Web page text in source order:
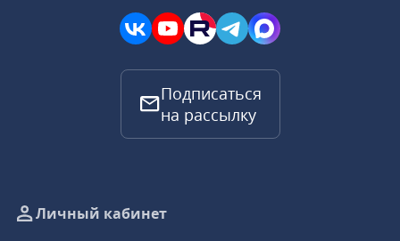
Подписаться
на рассылку
Личный кабинет